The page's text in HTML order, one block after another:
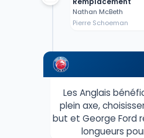
Nathan McBeth
Pierre Schoeman
Les Anglais
plein axe,
but et George Ford
longueurs